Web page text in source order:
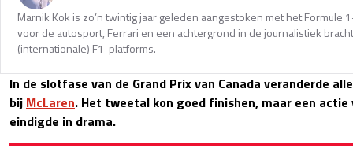
Marnik Kok is zo’n twintig jaar geleden aangestoken met het Formule
voor de autosport, Ferrari en een achtergrond in de journalistiek
(internationale) F1-platforms.
In de slotfase van de Grand Prix van Canada veranderde
bij McLaren. Het tweetal kon goed finishen, maar een
eindigde in drama.